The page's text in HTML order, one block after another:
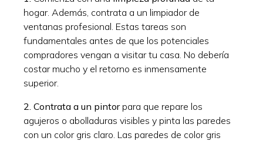
hogar. Además, contrata a un limpiador de
ventanas profesional. Estas tareas son
fundamentales antes de que los potenciales
compradores vengan a visitar tu casa. No debería
costar mucho y el retorno es inmensamente
superior.
2. Contrata a un pintorpara que repare los
agujeros o abolladuras visibles y pinta las paredes
con un color gris claro. Las paredes de color gris